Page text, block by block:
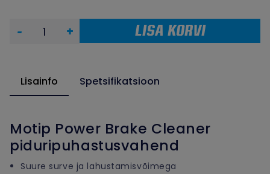
- + LISA KORVI
Lisainfo Spetsifikatsioon
Motip Power Brake Cleaner
piduripuhastusvahend
Suure surve ja lahustamisvõimega